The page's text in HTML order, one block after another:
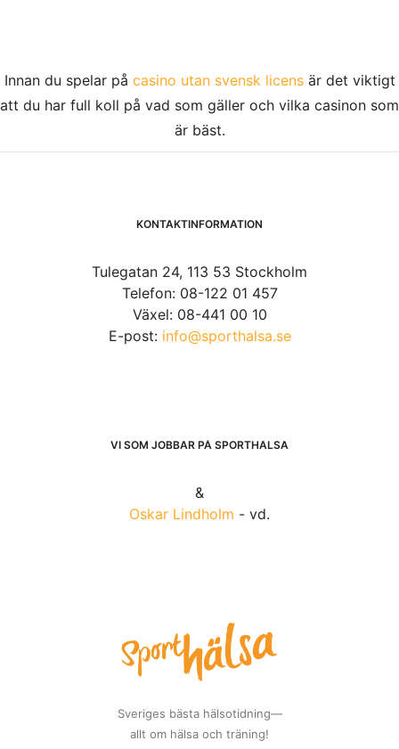
Innan du spelar på casino utan svensk licensär det viktigt
att du har full koll på vad som gäller och vilka casinon som
är bäst.
KONTAKTINFORMATION
Tulegatan 24, 113 53 Stockholm
Telefon: 08-122 01 457
Växel: 08-441 00 10
E-post: info@sporthalsa.se
VI SOM JOBBAR PÅ SPORTHÄLSA
&
Oskar Lindholm - vd.
Sveriges bästa hälsotidning—
allt om hälsa och träning!